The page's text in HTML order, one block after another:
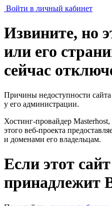
Войти в личный кабинет
Извините, но
или его
сейчас
Причины недоступности
у его администрации.
Хостинг-провайдер
этого веб-проекта
и доменами его владельцам.
Если этот сайт
принадлежит